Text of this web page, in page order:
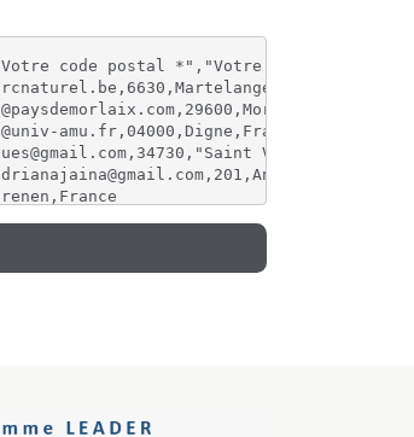
code postal *","Votre ville
amu.fr,04000,Digne,France
Vincent de
sur
Secours,Belgique